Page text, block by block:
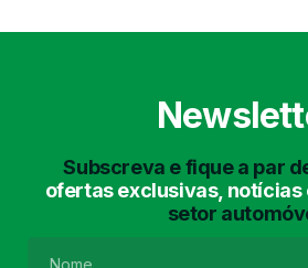
Subscreva e fique a par
ofertas exclusivas, notícias
setor
Lavagem de Chassis